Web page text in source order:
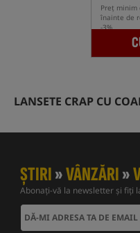
Preț minim
înainte de
-3%
LANSETE CRAP CU
ȘTIRI»VÂNZĂRI»
Abonați-vă la newsletter și fiți